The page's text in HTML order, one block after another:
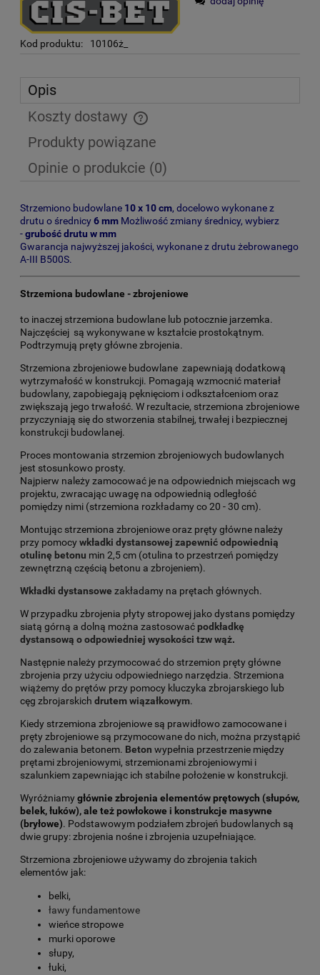
Kod produktu: 10106ż_
Opis
Koszty dostawy
Cena nie zawiera ewentualnych kosztów płatności
Produkty powiązane
Opinie o produkcie (0)
Strzemiono budowlane 10 x 10 cm, docelowo wykonane z
drutu o średnicy6 mm Możliwość zmiany średnicy, wybierz
-grubość drutu w mm
Gwarancja najwyższej jakości, wykonane z drutu żebrowanego
A-III B500S.
Strzemiona budowlane - zbrojeniowe
to inaczej strzemiona budowlane lub potocznie jarzemka.
Najczęściej są wykonywane w kształcie prostokątnym.
Podtrzymują pręty główne zbrojenia.
Strzemiona zbrojeniowe budowlane zapewniają dodatkową
wytrzymałość w konstrukcji. Pomagają wzmocnić materiał
budowlany, zapobiegają pęknięciom i odkształceniom oraz
zwiększają jego trwałość. W rezultacie, strzemiona zbrojeniowe
przyczyniają się do stworzenia stabilnej, trwałej i bezpiecznej
konstrukcji budowlanej.
Proces montowania strzemion zbrojeniowych budowlanych
jest stosunkowo prosty.
Najpierw należy zamocować je na odpowiednich miejscach wg
projektu, zwracając uwagę na odpowiednią odległość
pomiędzy nimi (strzemiona rozkładamy co 20 - 30 cm).
Montując strzemiona zbrojeniowe oraz pręty główne należy
przy pomocywkładki dystansowej zapewnić odpowiednią
otulinę betonu min 2,5 cm (otulina to przestrzeń pomiędzy
zewnętrzną częścią betonu a zbrojeniem).
Wkładki dystansowe zakładamy na prętach głównych.
W przypadku zbrojenia płyty stropowej jako dystans pomiędzy
siatą górną a dolną można zastosowaćpodkładkę
dystansową o odpowiedniej wysokości tzw wąż.
Następnie należy przymocować do strzemion pręty główne
zbrojenia przy użyciu odpowiedniego narzędzia. Strzemiona
wiążemy do prętów przy pomocy kluczyka zbrojarskiego lub
cęg zbrojarskich drutem wiązałkowym.
Kiedy strzemiona zbrojeniowe są prawidłowo zamocowane i
pręty zbrojeniowe są przymocowane do nich, można przystąpić
do zalewania betonem. Beton wypełnia przestrzenie między
prętami zbrojeniowymi, strzemionami zbrojeniowymi i
szalunkiem zapewniając ich stabilne położenie w konstrukcji.
Wyróżniamygłównie zbrojenia elementów prętowych (słupów,
belek, łuków), ale też powłokowe i konstrukcje masywne
(bryłowe). Podstawowym podziałem zbrojeń budowlanych są
dwie grupy: zbrojenia nośne i zbrojenia uzupełniające.
Strzemiona zbrojeniowe używamy do zbrojenia takich
elementów jak:
belki,
ławy fundamentowe
wieńce stropowe
murki oporowe
słupy,
łuki,